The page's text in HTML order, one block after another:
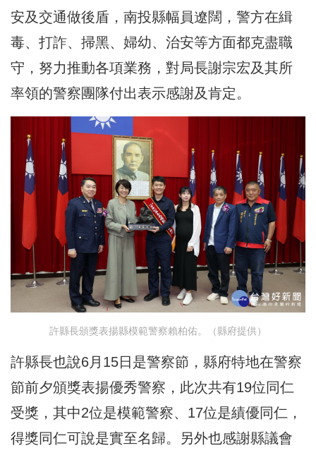
安及交通做後盾，南投縣幅員遼闊，警方在緝
毒、打詐、掃黑、婦幼、治安等方面都克盡職
守，努力推動各項業務，對局長謝宗宏及其所
率領的警察團隊付出表示感謝及肯定。
許縣長頒獎表揚縣模範警察賴柏佑。（縣府提供）
許縣長也說6月15日是警察節，縣府特地在警察
節前夕頒獎表揚優秀警察，此次共有19位同仁
受獎，其中2位是模範警察、17位是績優同仁，
得獎同仁可說是實至名歸。另外也感謝縣議會